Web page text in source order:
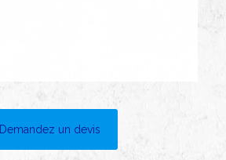
Demandez un devis